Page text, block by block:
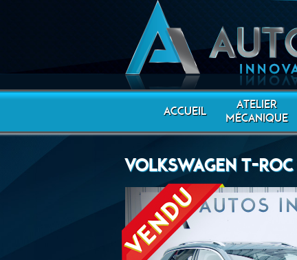
ACCUEIL
ATELIER
MÉCANIQUE
VOLKSWAGEN T-